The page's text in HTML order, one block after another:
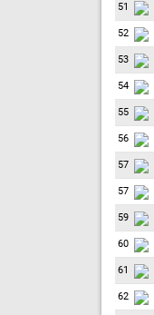
51
52
53
54
55
56
57
57
59
60
61
62